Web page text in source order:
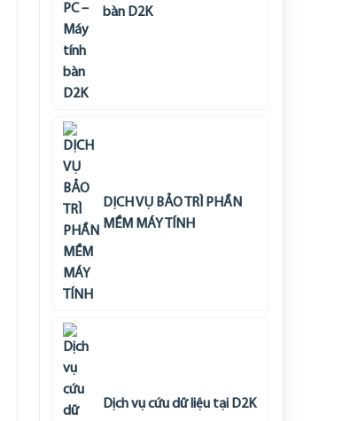
bàn D2K
DỊCH VỤ BẢO TRÌ PHẦN
MỀM MÁY TÍNH
Dịch vụ cứu dữ liệu tại D2K